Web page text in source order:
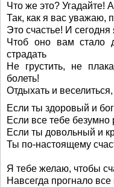
Что же это? Угадайте!
Так, как я вас уважаю,
Это счастье! И
Чтоб оно вам стало
страдать
Не грустить, не
болеть!
Отдыхать и
Если ты здоровый и
Если все тебе безумно
Если ты довольный и
Ты по-настоящему
Я тебе желаю, чтобы
Навсегда прогнало все